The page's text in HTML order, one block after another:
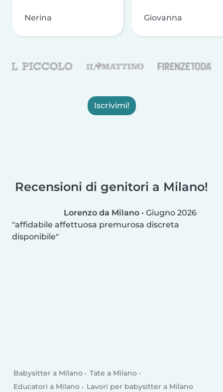
Nerina Giovanna
Iscrivimi!
Recensioni di genitori a Milano!
Lorenzo da Milano • Giugno 2026
affidabile affettuosa premurosa discreta
disponibile
Babysitter a Milano
Tate a Milano
Educatori a Milano
Lavori per babysitter a Milano